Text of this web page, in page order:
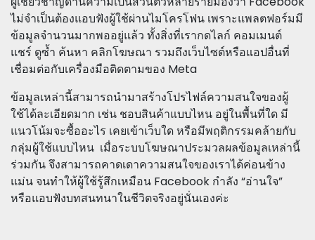
ไม่จำเป็นต้องแอบฟังผู้ใช้ผ่านไมโครโฟน เพราะแพลตฟอร์มมี
ข้อมูลจำนวนมากพออยู่แล้ว ทั้งสิ่งที่เรากดไลก์ คอมเมนต์
แชร์ ดูซ้ำ ค้นหา คลิกโฆษณา รวมถึงเว็บไซต์หรือแอปอื่นที่
เชื่อมต่อกับเครื่องมือติดตามของ Meta
ข้อมูลเหล่านี้สามารถนำมาสร้างโปรไฟล์ความสนใจของผู้
ใช้ได้ละเอียดมาก เช่น ชอบสินค้าแบบไหน อยู่ในพื้นที่ใด มี
แนวโน้มจะซื้ออะไร เคยเข้าเว็บใด หรือมีพฤติกรรมคล้ายกับ
กลุ่มผู้ใช้แบบไหน เมื่อระบบโฆษณาประมวลผลข้อมูลเหล่านี้
ร่วมกัน จึงสามารถคาดเดาความสนใจของเราได้ค่อนข้าง
แม่น จนทำให้ผู้ใช้รู้สึกเหมือน Facebook กำลัง “อ่านใจ”
หรือแอบฟังบทสนทนาในชีวิตจริงอยู่นั่นเองค่ะ